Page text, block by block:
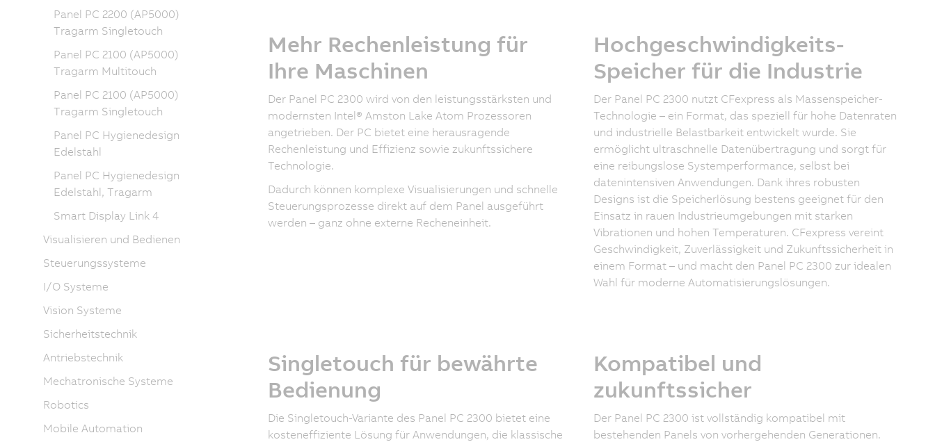
Mehr Rechenleistung für
Ihre Maschinen
Der Panel PC 2300 wird von den leistungsstärksten und
modernsten Intel® Amston Lake Atom Prozessoren
angetrieben. Der PC bietet eine herausragende
Rechenleistung und Effizienz sowie zukunftssichere
Technologie.
Dadurch können komplexe Visualisierungen und schnelle
Steuerungsprozesse direkt auf dem Panel ausgeführt
werden – ganz ohne externe Recheneinheit.
Hochgeschwindigkeits-
Speicher für die Industrie
Der Panel PC 2300 nutzt CFexpress als Massenspeicher-
Technologie – ein Format, das speziell für hohe Datenraten
und industrielle Belastbarkeit entwickelt wurde. Sie
ermöglicht ultraschnelle Datenübertragung und sorgt für
eine reibungslose Systemperformance, selbst bei
datenintensiven Anwendungen. Dank ihres robusten
Designs ist die Speicherlösung bestens geeignet für den
Einsatz in rauen Industrieumgebungen mit starken
Vibrationen und hohen Temperaturen. CFexpress vereint
Geschwindigkeit, Zuverlässigkeit und Zukunftssicherheit in
einem Format – und macht den Panel PC 2300 zur idealen
Wahl für moderne Automatisierungslösungen.
Singletouch für bewährte
Bedienung
Die Singletouch-Variante des Panel PC 2300 bietet eine
kosteneffiziente Lösung für Anwendungen, die klassische
Kompatibel und
zukunftssicher
Der Panel PC 2300 ist vollständig kompatibel mit
bestehenden Panels von vorhergehenden Generationen.
Panel PC 2200 (AP5000)
Tragarm Singletouch
Panel PC 2100 (AP5000)
Tragarm Multitouch
Panel PC 2100 (AP5000)
Tragarm Singletouch
Panel PC Hygienedesign
Edelstahl
Panel PC Hygienedesign
Edelstahl, Tragarm
Smart Display Link 4
Visualisieren und Bedienen
Steuerungssysteme
I/O Systeme
Vision Systeme
Sicherheitstechnik
Antriebstechnik
Mechatronische Systeme
Robotics
Mobile Automation